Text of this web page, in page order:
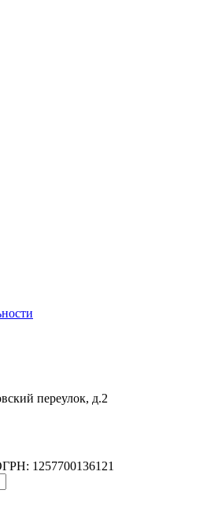
переулок, д.2
1257700136121